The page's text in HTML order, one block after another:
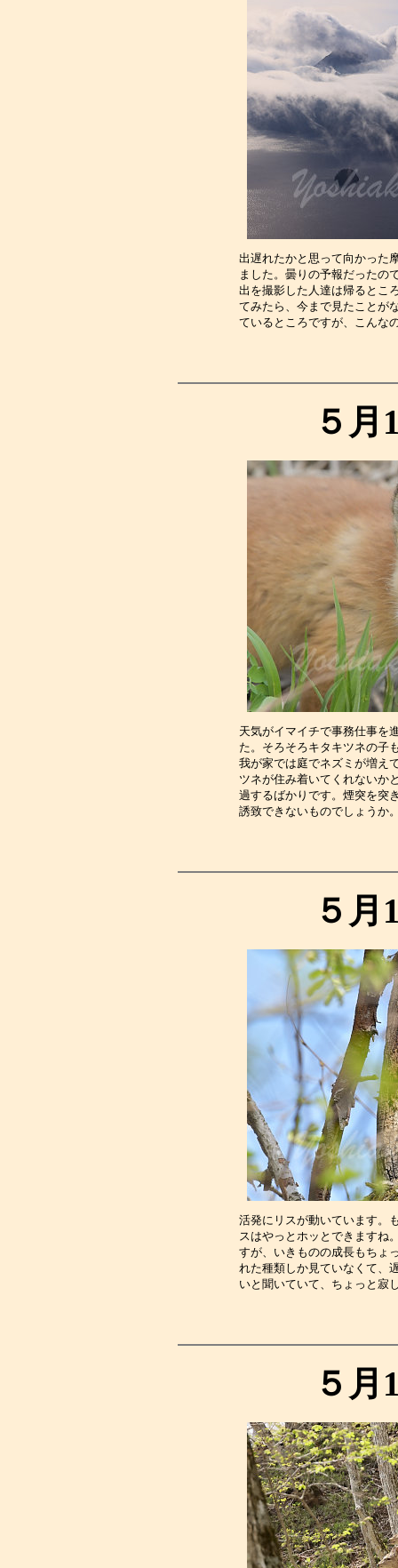
出遅れたかと思って向かった
ました。曇りの予報だったの
出を撮影した人達は帰るとこ
てみたら、今まで見たことが
ているところですが、
５月
天気がイマイチで事務仕事を
た。そろそろキタキツネの子
我が家では庭でネズミが増え
ツネが住み着いてくれないか
過するばかりです。煙突を突
誘致できな
５月
活発にリスが動いています。
スはやっとホッとできますね
すが、いきものの成長もちょ
れた種類しか見ていなくて、
いと聞いていて
５月